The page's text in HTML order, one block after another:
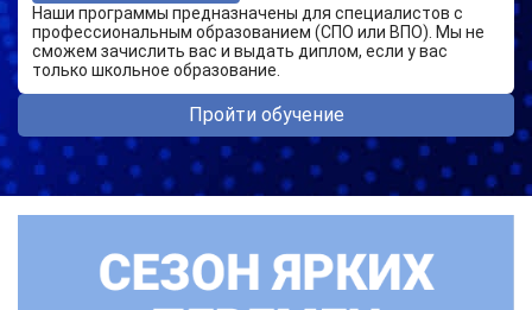
Наши программы предназначены для специалистов с
профессиональным образованием (СПО или ВПО). Мы не
сможем зачислить вас и выдать диплом, если у вас
только школьное образование.
Пройти обучение